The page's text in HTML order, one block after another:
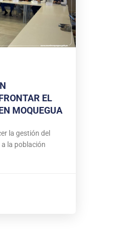
EL
MOQUEGUA
la gestión del
la población